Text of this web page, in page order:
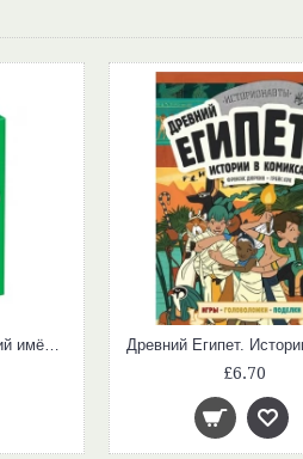
Правописание окончаний имён существительных. Зайка (Набор карточек)
£6.70